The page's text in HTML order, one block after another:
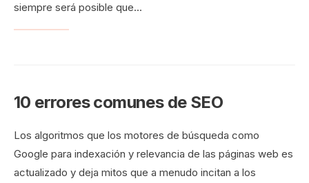
siempre será posible que...
10 errores comunes de SEO
Los algoritmos que los motores de búsqueda como
Google para indexación y relevancia de las páginas web es
actualizado y deja mitos que a menudo incitan a los